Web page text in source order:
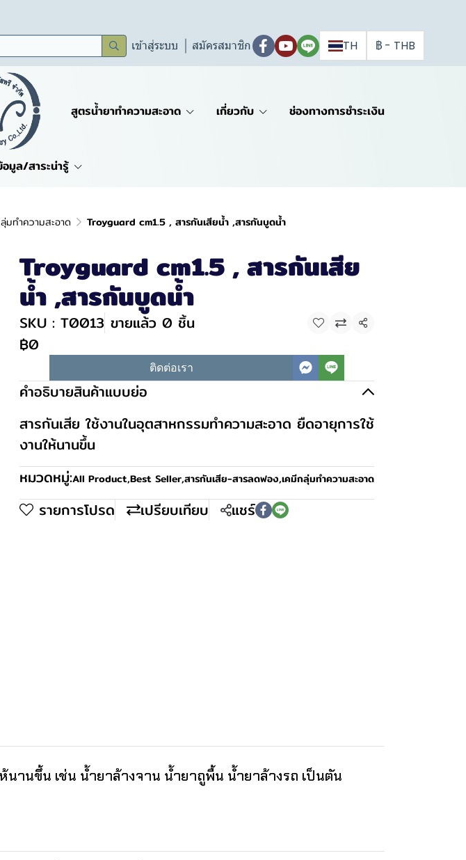
เข้าสู่ระบบ สมัครสมาชิก TH ฿ - THB
สูตรน้ำยาทำความสะอาด เกี่ยวกับ ช่องทางการชำระเงิน
มูล/สาระน่ารู้
มทำความสะอาด Troyguard cm1.5 , สารกันเสียน้ำ ,สารกันบูดน้ำ
Troyguard cm1.5 , สารกันเสีย
น้ำ ,สารกันบูดน้ำ
SKU : T0013 ขายแล้ว 0 ชิ้น แชร์
฿0
ติดต่อเรา
คำอธิบายสินค้าแบบย่อ
สารกันเสีย ใช้งานในอุตสาหกรรมทำความสะอาด ยืดอายุการใช้
งานให้นานขึ้น
หมวดหมู่:All Product,Best Seller,สารกันเสีย-สารลดฟอง,เคมีกลุ่มทำความสะอาด
รายการโปรด เปรียบเทียบ แชร์
นานขึ้น เช่น น้ำยาล้างจาน น้ำยาถูพื้น น้ำยาล้างรถ เป็นตัน